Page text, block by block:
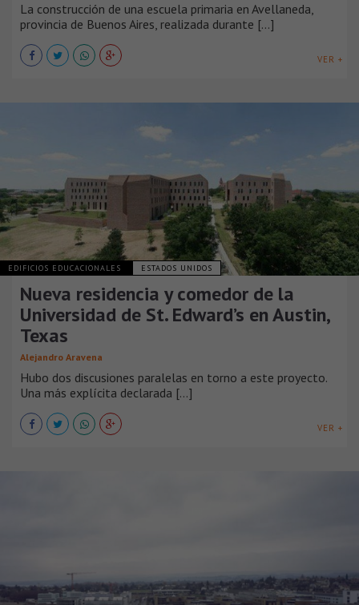
La construcción de una escuela primaria en Avellaneda,
provincia de Buenos Aires, realizada durante [...]
VER +
EDIFICIOS EDUCACIONALES ESTADOS UNIDOS
Nueva residencia y comedor de la
Universidad de St. Edward’s en Austin,
Texas
Alejandro Aravena
Hubo dos discusiones paralelas en torno a este proyecto.
Una más explícita declarada [...]
VER +